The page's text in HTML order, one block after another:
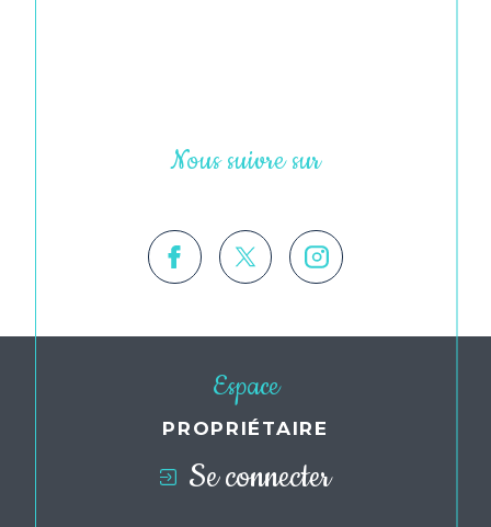
Nous suivre sur
Espace
PROPRIÉTAIRE
Se connecter